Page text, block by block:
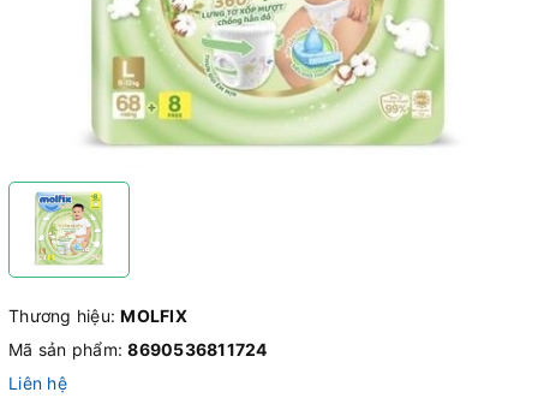
Thương hiệu:MOLFIX
Mã sản phẩm:8690536811724
Liên hệ